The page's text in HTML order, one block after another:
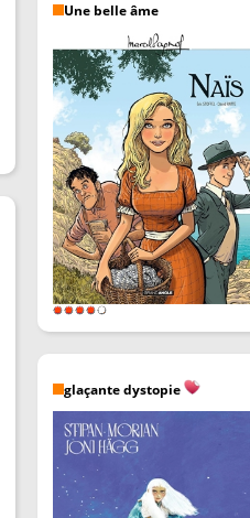
Une belle âme
glaçante dystopie